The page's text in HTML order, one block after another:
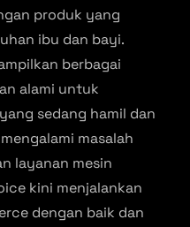
produk yang
ibu dan bayi.
berbagai
alami untuk
sedang hamil dan
masalah
layanan mesin
kini menjalankan
dengan baik dan